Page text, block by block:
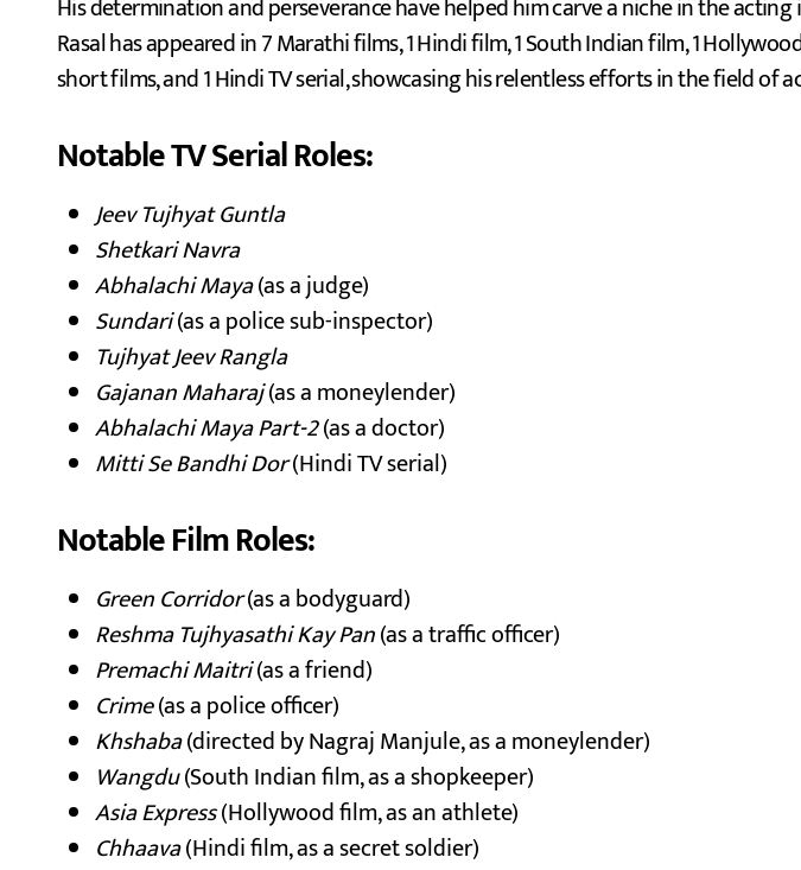
Rasal has appeared in 7 Marathi films, 1 Hindi film, 1 South Indian film, 1
short films, and 1 Hindi TV serial, showcasing his relentless efforts in the field of
Notable TV Serial Roles:
Jeev Tujhyat Guntla
Shetkari Navra
Abhalachi Maya(as a judge)
Sundari(as a police sub-inspector)
Tujhyat Jeev Rangla
Gajanan Maharaj(as a moneylender)
Abhalachi Maya Part-2(as a doctor)
Mitti Se Bandhi Dor(Hindi TV serial)
Notable Film Roles:
Green Corridor(as a bodyguard)
Reshma Tujhyasathi Kay Pan(as a traffic officer)
Premachi Maitri(as a friend)
Crime(as a police officer)
Khshaba(directed by Nagraj Manjule, as a moneylender)
Wangdu(South Indian film, as a shopkeeper)
Asia Express(Hollywood film, as an athlete)
Chhaava(Hindi film, as a secret soldier)